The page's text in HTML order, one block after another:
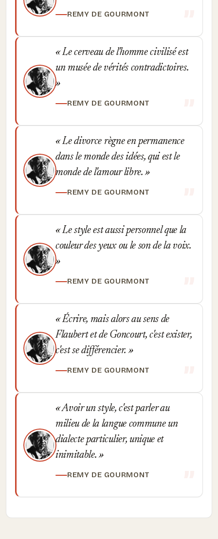
REMY DE GOURMONT
Le cerveau de l'homme civilisé est
un musée de vérités contradictoires.
REMY DE GOURMONT
Le divorce règne en permanence
dans le monde des idées, qui est le
monde de l'amour libre.
REMY DE GOURMONT
Le style est aussi personnel que la
couleur des yeux ou le son de la voix.
REMY DE GOURMONT
Écrire, mais alors au sens de
Flaubert et de Goncourt, c'est exister,
c'est se différencier.
REMY DE GOURMONT
Avoir un style, c'est parler au
milieu de la langue commune un
dialecte particulier, unique et
inimitable.
REMY DE GOURMONT